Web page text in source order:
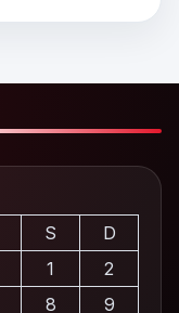
S
D
1
2
8
9